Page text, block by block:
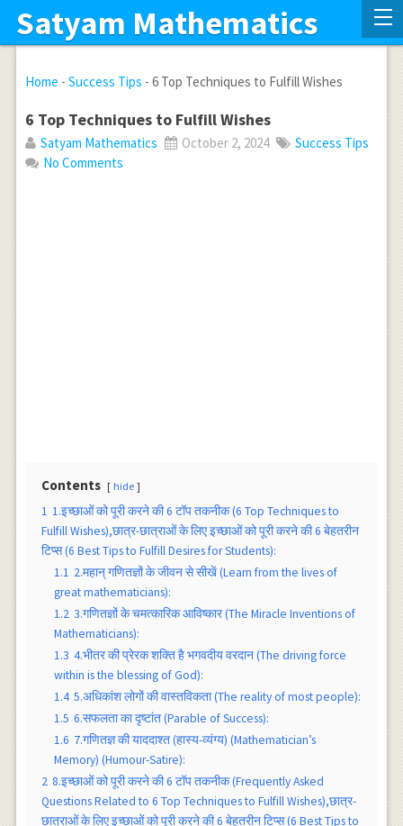
Satyam Mathematics
Home - Success Tips - 6 Top Techniques to Fulfill Wishes
6 Top Techniques to Fulfill Wishes
Satyam Mathematics October 2, 2024
Success Tips
No Comments
Contents hide
1 1.इच्छाओं को पूरी करने की 6 टॉप तकनीक (6 Top Techniques to
Fulfill Wishes),छात्र-छात्राओं के लिए इच्छाओं को पूरी करने की 6 बेहतरीन
टिप्स (6 Best Tips to Fulfill Desires for Students):
1.1 2.महान् गणितज्ञों के जीवन से सीखें (Learn from the lives of
great mathematicians):
1.2 3.गणितज्ञों के चमत्कारिक आविष्कार (The Miracle Inventions of
Mathematicians):
1.3 4.भीतर की प्रेरक शक्ति है भगवदीय वरदान (The driving force
within is the blessing of God):
1.4 5.अधिकांश लोगों की वास्तविकता (The reality of most people):
1.5 6.सफलता का दृष्टांत (Parable of Success):
1.6 7.गणितज्ञ की याददाश्त (हास्य-व्यंग्य) (Mathematician’s
Memory) (Humour-Satire):
2 8.इच्छाओं को पूरी करने की 6 टॉप तकनीक (Frequently Asked
Questions Related to 6 Top Techniques to Fulfill Wishes),छात्र-
छात्राओं के लिए इच्छाओं को पूरी करने की 6 बेहतरीन टिप्स (6 Best Tips to